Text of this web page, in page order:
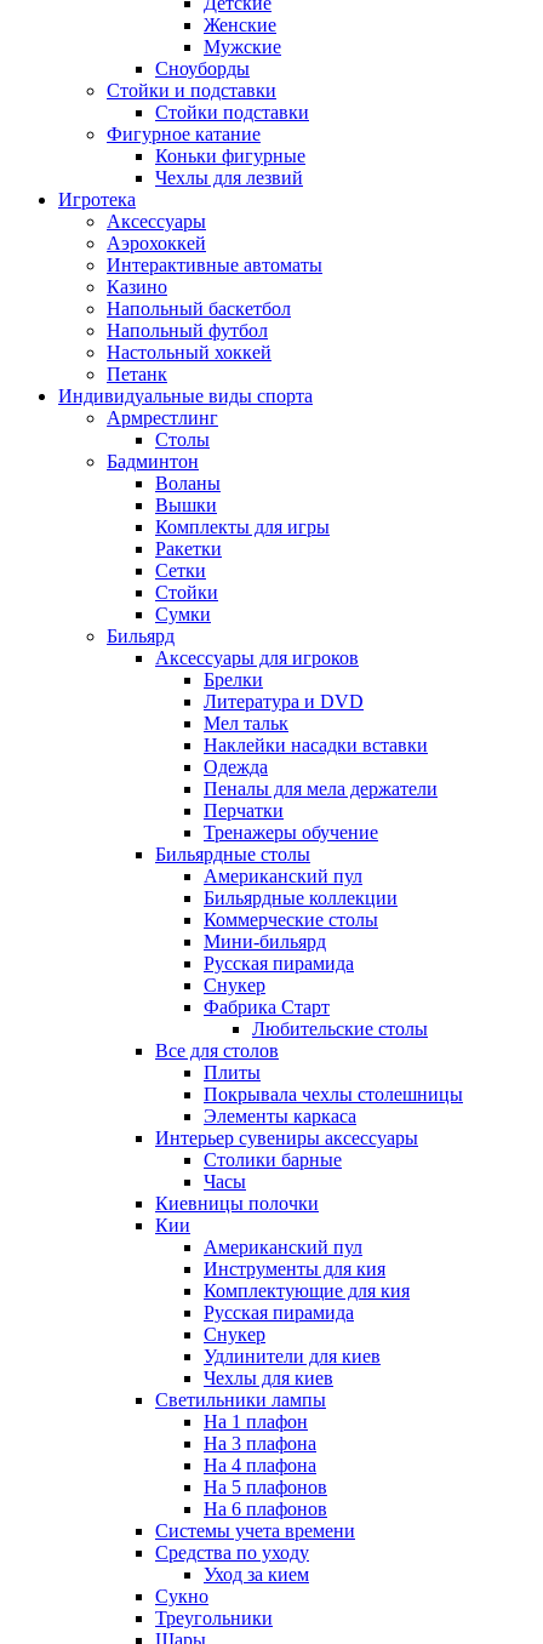
Женские
Мужские
Сноуборды
Стойки и подставки
Cтойки подставки
Фигурное катание
Коньки фигурные
Чехлы для лезвий
Игротека
Аксессуары
Аэрохоккей
Интерактивные автоматы
Казино
Напольный баскетбол
Напольный футбол
Настольный хоккей
Петанк
Индивидуальные виды спорта
Армрестлинг
Столы
Бадминтон
Воланы
Вышки
Комплекты для игры
Ракетки
Сетки
Стойки
Сумки
Бильярд
Аксессуары для игроков
Брелки
Литература и DVD
Мел тальк
Наклейки насадки вставки
Одежда
Пеналы для мела держатели
Перчатки
Тренажеры обучение
Бильярдные столы
Американский пул
Бильярдные коллекции
Коммерческие столы
Мини-бильярд
Русская пирамида
Снукер
Фабрика Старт
Любительские столы
Все для столов
Плиты
Покрывала чехлы столешницы
Элементы каркаса
Интерьер сувениры аксессуары
Столики барные
Часы
Киевницы полочки
Кии
Американский пул
Инструменты для кия
Комплектующие для кия
Русская пирамида
Снукер
Удлинители для киев
Чехлы для киев
Светильники лампы
На 1 плафон
На 3 плафона
На 4 плафона
На 5 плафонов
На 6 плафонов
Системы учета времени
Средства по уходу
Уход за кием
Сукно
Треугольники
Шары